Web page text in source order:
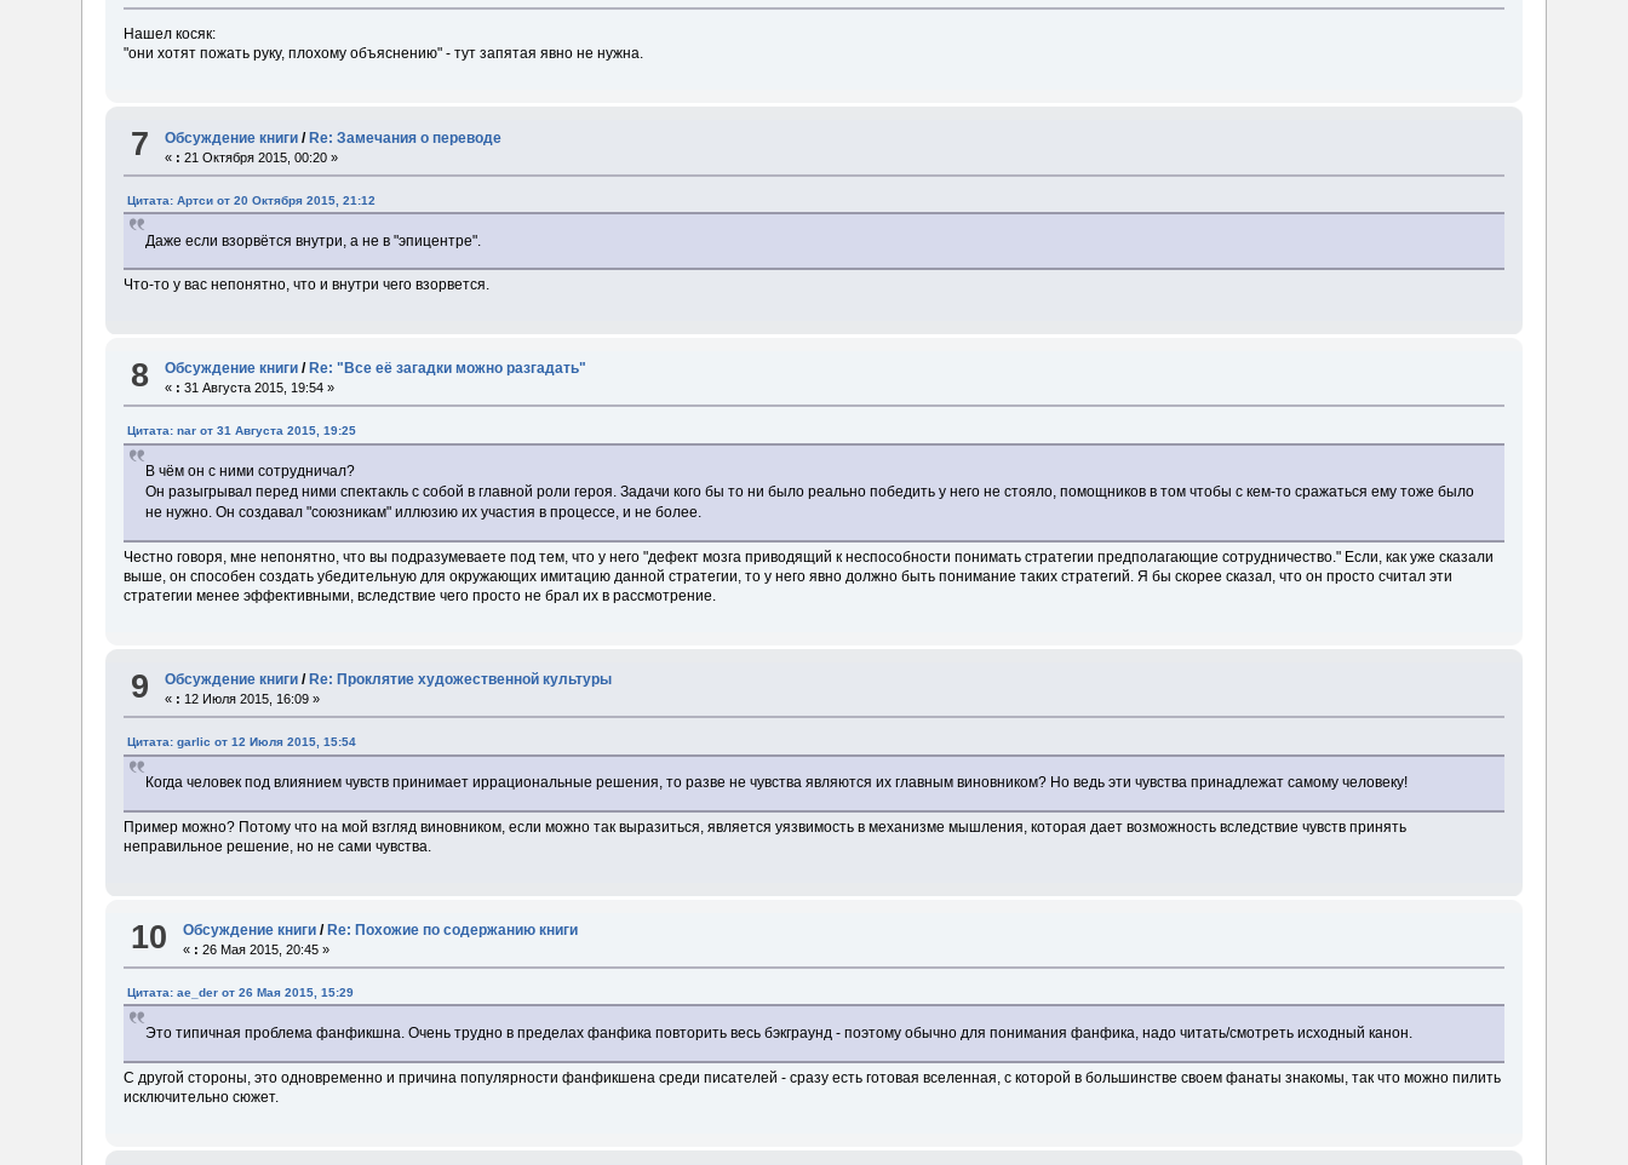
Нашел косяк:
"они хотят пожать руку, плохому объяснению" - тут запятая явно не нужна.
7 Обсуждение книги /Re: Замечания о переводе
« : 21 Октября 2015, 00:20 »
Цитата: Артси от 20 Октября 2015, 21:12
Даже если взорвётся внутри, а не в "эпицентре".
Что-то у вас непонятно, что и внутри чего взорвется.
8 Обсуждение книги / Re: "Все её загадки можно разгадать"
« : 31 Августа 2015, 19:54 »
Цитата: nar от 31 Августа 2015, 19:25
В чём он с ними сотрудничал?
Он разыгрывал перед ними спектакль с собой в главной роли героя. Задачи кого бы то ни было реально победить у него не стояло, помощников в том чтобы с кем-то сражаться ему тоже было
не нужно. Он создавал "союзникам" иллюзию их участия в процессе, и не более.
Честно говоря, мне непонятно, что вы подразумеваете под тем, что у него "дефект мозга приводящий к неспособности понимать стратегии предполагающие сотрудничество." Если, как уже сказали
выше, он способен создать убедительную для окружающих имитацию данной стратегии, то у него явно должно быть понимание таких стратегий. Я бы скорее сказал, что он просто считал эти
стратегии менее эффективными, вследствие чего просто не брал их в рассмотрение.
9 Обсуждение книги / Re: Проклятие художественной культуры
« : 12 Июля 2015, 16:09 »
Цитата: garlic от 12 Июля 2015, 15:54
Когда человек под влиянием чувств принимает иррациональные решения, то разве не чувства являются их главным виновником? Но ведь эти чувства принадлежат самому человеку!
Пример можно? Потому что на мой взгляд виновником, если можно так выразиться, является уязвимость в механизме мышления, которая дает возможность вследствие чувств принять
неправильное решение, но не сами чувства.
10 Обсуждение книги / Re: Похожие по содержанию книги
« : 26 Мая 2015, 20:45 »
Цитата: ae_der от 26 Мая 2015, 15:29
Это типичная проблема фанфикшна. Очень трудно в пределах фанфика повторить весь бэкграунд - поэтому обычно для понимания фанфика, надо читать/смотреть исходный канон.
С другой стороны, это одновременно и причина популярности фанфикшена среди писателей - сразу есть готовая вселенная, с которой в большинстве своем фанаты знакомы, так что можно пилить
исключительно сюжет.